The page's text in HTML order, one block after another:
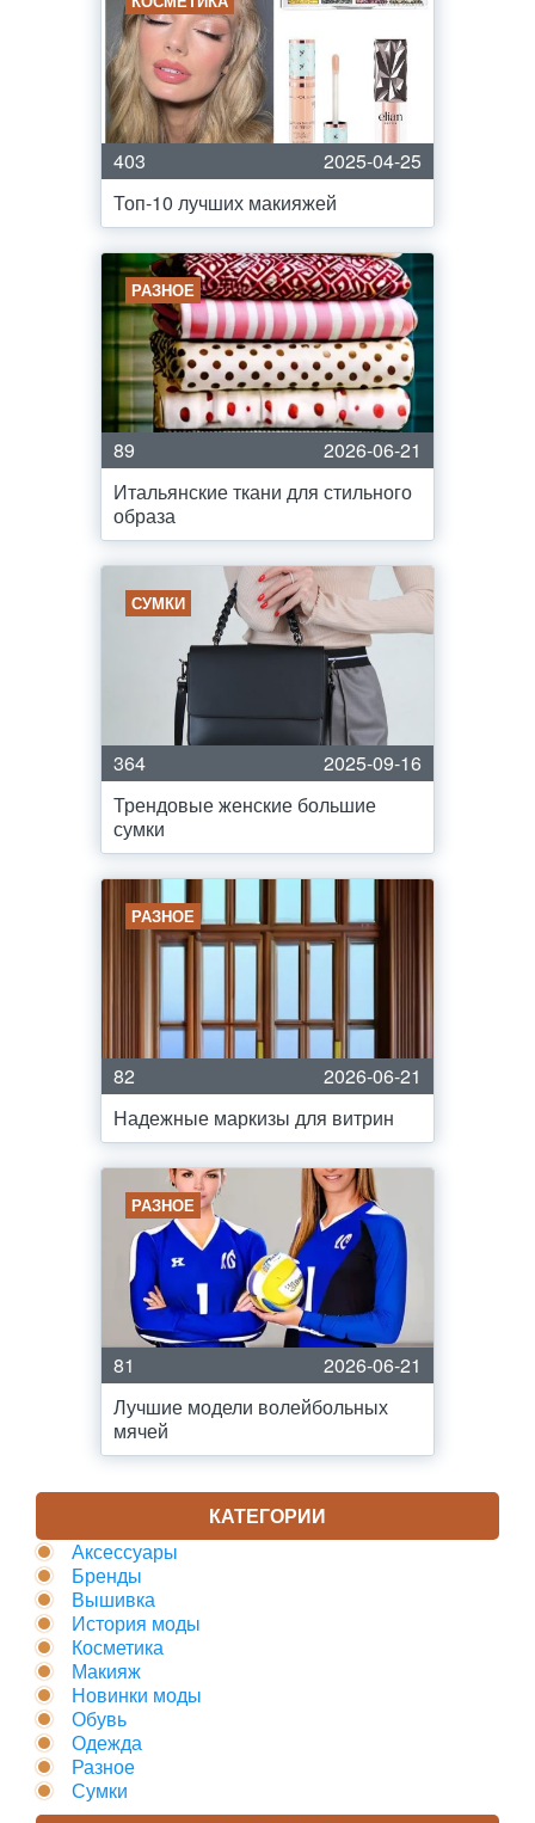
403
2025-04-25
Топ-10 лучших макияжей
РАЗНОЕ
89
2026-06-21
Итальянские ткани для стильного
образа
СУМКИ
364
2025-09-16
Трендовые женские большие
сумки
РАЗНОЕ
82
2026-06-21
Надежные маркизы для витрин
РАЗНОЕ
81
2026-06-21
Лучшие модели волейбольных
мячей
КАТЕГОРИИ
Аксессуары
Бренды
Вышивка
История моды
Косметика
Макияж
Новинки моды
Обувь
Одежда
Разное
Сумки